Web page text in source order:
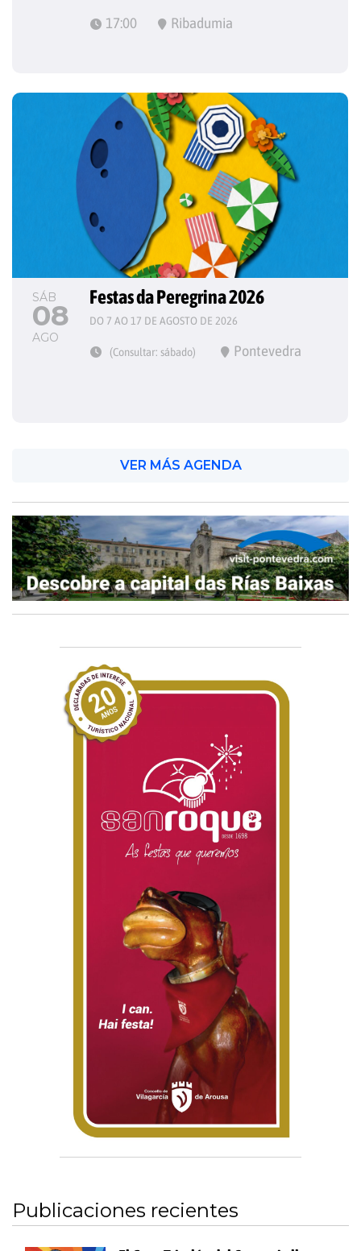
17:00 Ribadumia
SÁB
08
AGO
Festas da Peregrina 2026
DO 7 AO 17 DE AGOSTO DE 2026
(Consultar: sábado) Pontevedra
VER MÁS AGENDA
Publicaciones recientes